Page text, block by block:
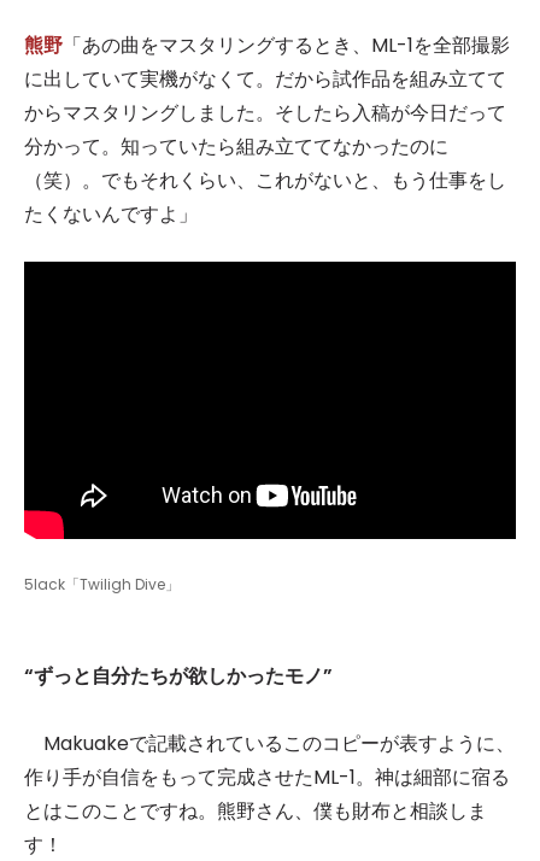
熊野 「あの曲をマスタリングするとき、ML-1を全部撮影
に出していて実機がなくて。だから試作品を組み立てて
からマスタリングしました。そしたら入稿が今日だって
分かって。知っていたら組み立ててなかったのに
（笑）。でもそれくらい、これがないと、もう仕事をし
たくないんですよ」
5lack「Twiligh Dive」
“ずっと自分たちが欲しかったモノ”
Makuakeで記載されているこのコピーが表すように、
作り手が自信をもって完成させたML-1。神は細部に宿る
とはこのことですね。熊野さん、僕も財布と相談しま
す！